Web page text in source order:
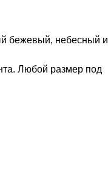
бежевый, небесный и
Любой размер под